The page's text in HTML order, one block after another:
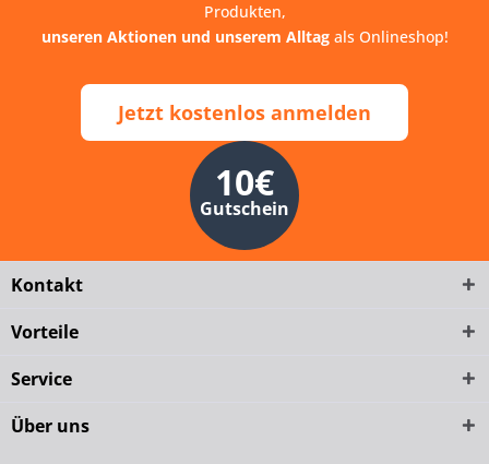
Produkten,
unseren Aktionen und unserem Alltagals Onlineshop!
Jetzt kostenlos anmelden
10€
Gutschein
Kontakt
Vorteile
Service
Über uns